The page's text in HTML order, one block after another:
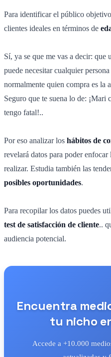
Para identificar el público
clientes ideales en términos de
Sí, ya se que me vas a decir: que
puede necesitar cualquier
normalmente quien compra es la
Seguro que te suena lo de: ¡Mari
tengo fatal!..
Por eso analizar los hábitos de
revelará datos para poder enfocar
realizar. Estudia también las
posibles oportunidades.
Para recopilar los datos puedes
test de satisfacción de cliente..
audiencia potencial.
Encuentra
tu nicho
Accede a +10.000